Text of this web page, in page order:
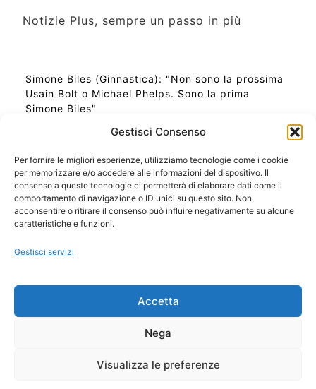
Gestisci Consenso
Per fornire le migliori esperienze, utilizziamo tecnologie come i cookie
per memorizzare e/o accedere alle informazioni del dispositivo. Il
consenso a queste tecnologie ci permetterà di elaborare dati come il
comportamento di navigazione o ID unici su questo sito. Non
acconsentire o ritirare il consenso può influire negativamente su alcune
caratteristiche e funzioni.
Gestisci servizi
Accetta
Nega
Visualizza le preferenze
Notizie Plus, sempre un passo in più
Simone Biles (Ginnastica): "Non sono la prossima
Usain Bolt o Michael Phelps. Sono la prima
Simone Biles"
Ora Esatta in Italia in questo momento
Ti Senti Strano Ultimamente? Potrebbe Essere per
la Risonanza di Schumann
Come Sapere Se Stai Ascendendo alla Quinta
Copyright 2026 NotiziePlus.com
📰 Contenuto Umano Verificato
Privacy Coockie
Pubblicità